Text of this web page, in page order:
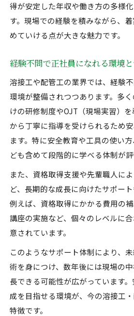
得が安定した年収や働き方の多様
す。現場での経験を積みながら、
めていける点が大きな魅力です。
経験不問で正社員になれる環境
溶接工や配管工の業界では、経験
環境が整備されつつあります。多
けの研修制度やOJT（現場実習）
から丁寧に指導を受けられるため
ます。特に安全教育や工具の使い
ども含めて段階的に学べる体制が評
また、資格取得支援や先輩職人に
ど、長期的な成長に向けたサポート
例えば、資格取得にかかる費用の
講座の実施など、個々のレベルに
意されています。
このようなサポート体制により、
術を身につけ、数年後には現場の
長できる可能性が広がっています
成を目指せる環境が、今の溶接工
特徴です。